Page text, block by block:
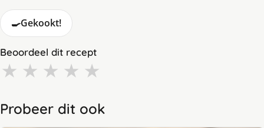
🍳Gekookt!
Beoordeel dit recept
★ ★ ★ ★ ★
Probeer dit ook